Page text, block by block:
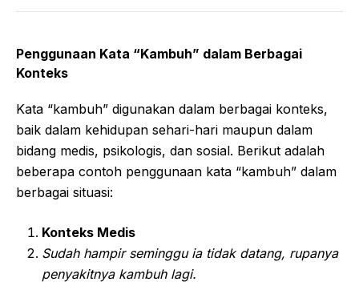
Penggunaan Kata “Kambuh” dalam Berbagai
Konteks
Kata “kambuh” digunakan dalam berbagai konteks,
baik dalam kehidupan sehari-hari maupun dalam
bidang medis, psikologis, dan sosial. Berikut adalah
beberapa contoh penggunaan kata “kambuh” dalam
berbagai situasi:
Konteks Medis
Sudah hampir seminggu ia tidak datang, rupanya
penyakitnya kambuh lagi.